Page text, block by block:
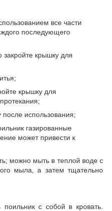
все части
последующего
закройте крышку для
крышку для
после использования;
газированные
может привести к
можно мыть в теплой воде с
мыла, а затем тщательно
с собой в кровать.